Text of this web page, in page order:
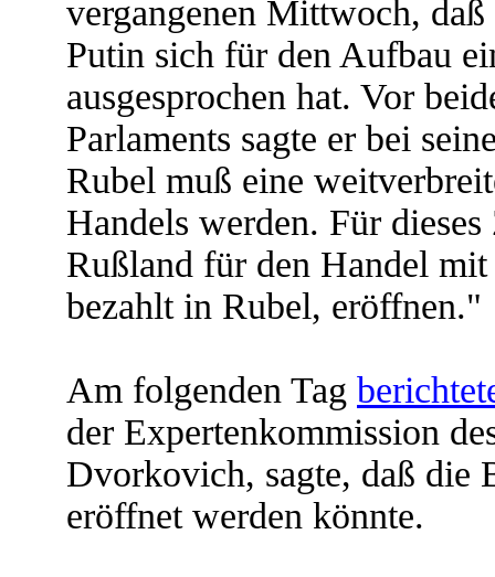
vergangenen Mittwoch,
Putin sich für den Aufbau
ausgesprochen hat. Vor
Parlaments sagte er bei
Rubel muß eine
Handels werden. Für
Rußland für den Handel
bezahlt in Rubel, eröffnen."
Am folgenden Tag
der Expertenkommission
Dvorkovich, sagte, daß die
eröffnet werden könnte.